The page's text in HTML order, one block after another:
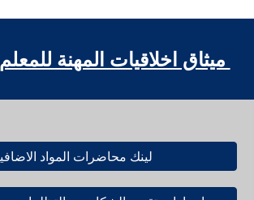
ميثاق اخلاقيات المهنة
لينك محاضرات المواد